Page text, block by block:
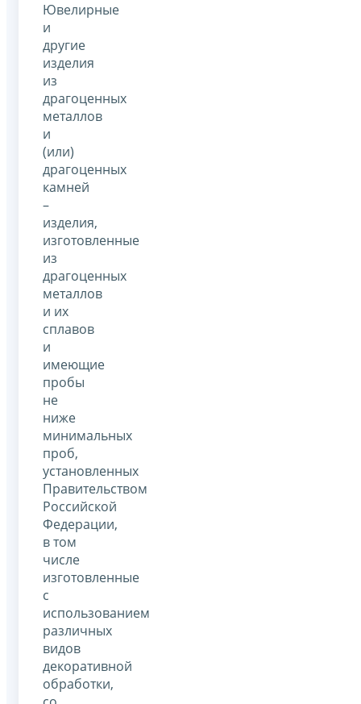
Ювелирные
и
другие
изделия
из
драгоценных
металлов
и
(или)
драгоценных
камней
–
изделия,
изготовленные
из
драгоценных
металлов
и их
сплавов
и
имеющие
пробы
не
ниже
минимальных
проб,
установленных
Правительством
Российской
Федерации,
в том
числе
изготовленные
с
использованием
различных
видов
декоративной
обработки,